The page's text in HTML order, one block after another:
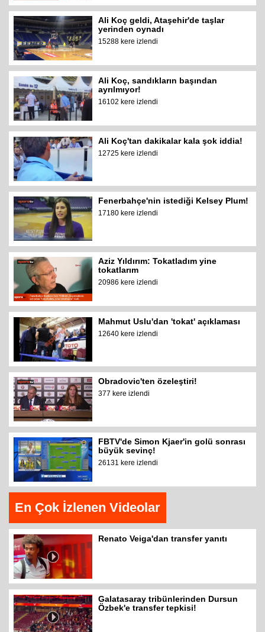
Ali Koç geldi, Ataşehir'de taşlar
yerinden oynadı
15288 kere izlendi
Ali Koç, sandıkların başından
ayrılmıyor!
16102 kere izlendi
Ali Koç'tan dakikalar kala şok iddia!
12725 kere izlendi
Fenerbahçe'nin istediği Kelsey Plum!
17180 kere izlendi
Aziz Yıldırım: Tokatladım yine
tokatlarım
20986 kere izlendi
Mahmut Uslu'dan 'tokat' açıklaması
12640 kere izlendi
Obradovic'ten özeleştiri!
377 kere izlendi
FBTV'de Simon Kjaer'in golü sonrası
büyük sevinç!
26131 kere izlendi
En Çok İzlenen Videolar
Renato Veiga'dan transfer yanıtı
Galatasaray tribünlerinden Dursun
Özbek'e transfer tepkisi!